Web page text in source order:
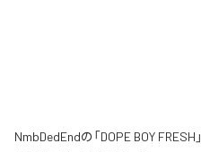
NmbDedEndの「DOPE BOY